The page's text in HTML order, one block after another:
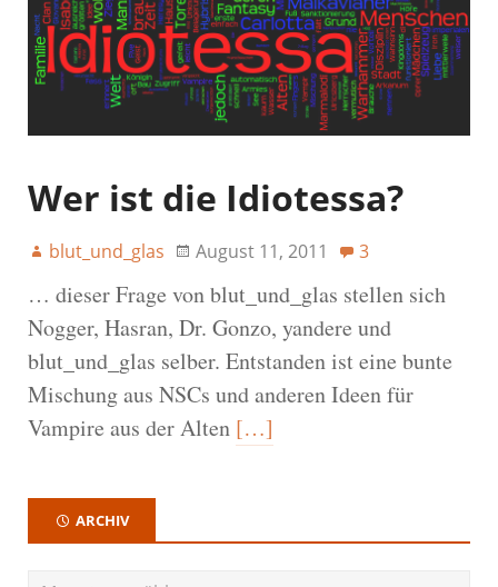
Wer ist die Idiotessa?
blut_und_glas August 11, 2011 3
… dieser Frage von blut_und_glas stellen sich
Nogger, Hasran, Dr. Gonzo, yandere und
blut_und_glas selber. Entstanden ist eine bunte
Mischung aus NSCs und anderen Ideen für
Vampire aus der Alten […]
ARCHIV